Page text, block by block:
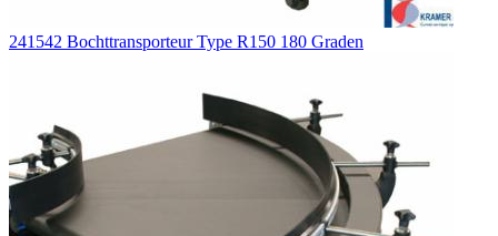
241542 Bochttransporteur Type R150 180 Graden